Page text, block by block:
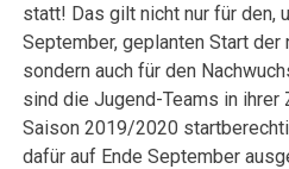
statt! Das gilt nicht nur für den,
September, geplanten Start
sondern auch für den
sind die Jugend-Teams in ihrer
Saison 2019/2020
dafür auf Ende September